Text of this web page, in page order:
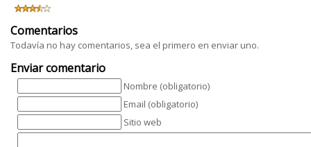
Comentarios
Todavía no hay comentarios, sea el primero en enviar uno.
Enviar comentario
Nombre (obligatorio)
Email (obligatorio)
Sitio web